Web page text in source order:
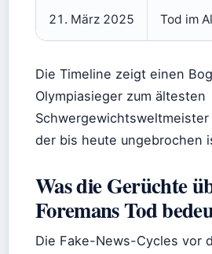
21. März 2025 Tod im
Die Timeline zeigt einen
Olympiasieger zum ältesten
Schwergewichtsweltmeister
der bis heute ungebrochen
Was die Gerüchte
Foremans Tod
Die Fake-News-Cycles vor